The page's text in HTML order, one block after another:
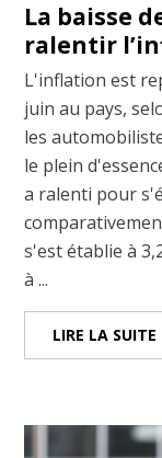
La baisse
ralentir
L'inflation est
juin au pays,
les
le plein
a ralenti pour
s'est établie à
à ...
LIRE LA SUITE